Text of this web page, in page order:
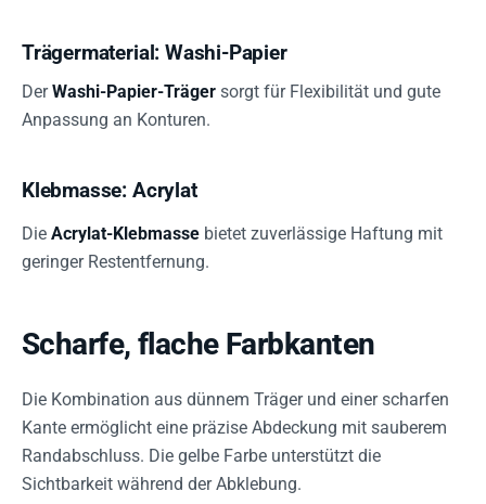
Trägermaterial: Washi-Papier
DerWashi-Papier-Träger sorgt für Flexibilität und gute
Anpassung an Konturen.
Klebmasse: Acrylat
Die Acrylat-Klebmasse bietet zuverlässige Haftung mit
geringer Restentfernung.
Scharfe, flache Farbkanten
Die Kombination aus dünnem Träger und einer scharfen
Kante ermöglicht eine präzise Abdeckung mit sauberem
Randabschluss. Die gelbe Farbe unterstützt die
Sichtbarkeit während der Abklebung.